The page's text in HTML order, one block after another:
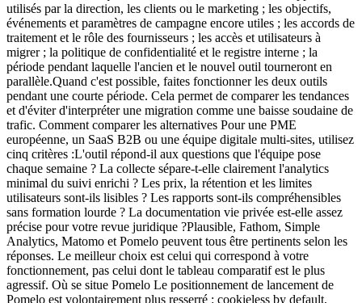
utilisés par la direction, les clients ou le marketing ; les objectifs,
événements et paramètres de campagne encore utiles ; les accords de
traitement et le rôle des fournisseurs ; les accès et utilisateurs à
migrer ; la politique de confidentialité et le registre interne ; la
période pendant laquelle l'ancien et le nouvel outil tourneront en
parallèle.Quand c'est possible, faites fonctionner les deux outils
pendant une courte période. Cela permet de comparer les tendances
et d'éviter d'interpréter une migration comme une baisse soudaine de
trafic. Comment comparer les alternatives Pour une PME
européenne, un SaaS B2B ou une équipe digitale multi-sites, utilisez
cinq critères :L'outil répond-il aux questions que l'équipe pose
chaque semaine ? La collecte sépare-t-elle clairement l'analytics
minimal du suivi enrichi ? Les prix, la rétention et les limites
utilisateurs sont-ils lisibles ? Les rapports sont-ils compréhensibles
sans formation lourde ? La documentation vie privée est-elle assez
précise pour votre revue juridique ?Plausible, Fathom, Simple
Analytics, Matomo et Pomelo peuvent tous être pertinents selon les
réponses. Le meilleur choix est celui qui correspond à votre
fonctionnement, pas celui dont le tableau comparatif est le plus
agressif. Où se situe Pomelo Le positionnement de lancement de
Pomelo est volontairement plus resserré : cookieless by default,